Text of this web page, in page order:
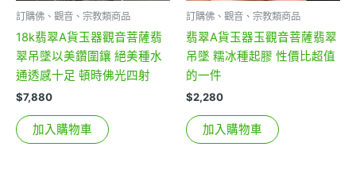
訂購佛、觀音、宗教類商品
18k翡翠A貨玉器觀音菩薩翡
翠吊墜以美鑽圍鑲 絕美種水
通透感十足 頓時佛光四射
$7,880
加入購物車
訂購佛、觀音、宗教類商品
翡翠A貨玉器玉觀音菩薩翡翠
吊墜 糯冰種起膠 性價比超值
的一件
$2,280
加入購物車